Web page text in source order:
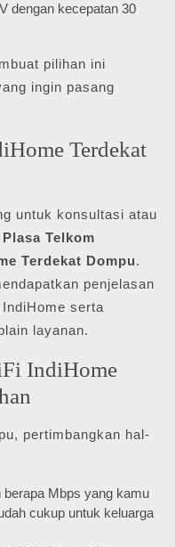
dengan kecepatan 30
pilihan ini
ingin pasang
Terdekat
untuk konsultasi atau
Plasa Telkom
Terdekat Dompu.
penjelasan
serta
layanan.
IndiHome
pertimbangkan hal-
berapa Mbps yang kamu
cukup untuk keluarga